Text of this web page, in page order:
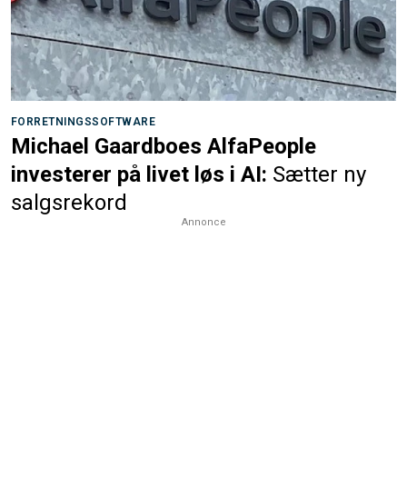
FORRETNINGSSOFTWARE
Michael Gaardboes AlfaPeople
investerer på livet løs i AI: Sætter ny
salgsrekord
Annonce